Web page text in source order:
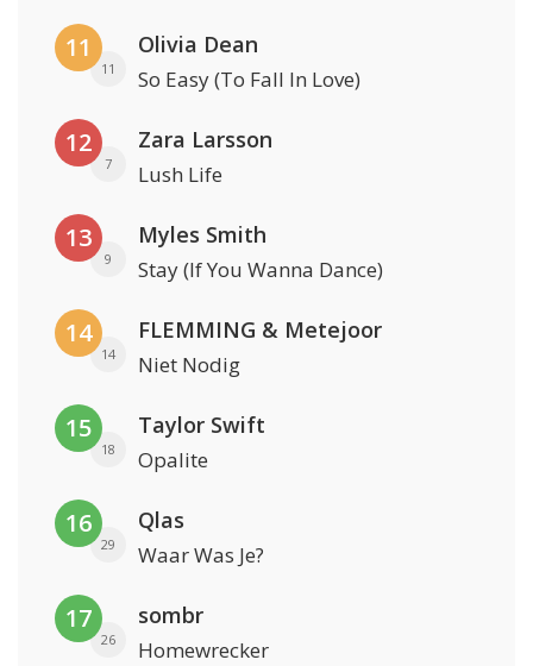
11
11
Olivia Dean
So Easy (To Fall In Love)
12
7
Zara Larsson
Lush Life
13
9
Myles Smith
Stay (If You Wanna Dance)
14
14
FLEMMING & Metejoor
Niet Nodig
15
18
Taylor Swift
Opalite
16
29
Qlas
Waar Was Je?
17
26
sombr
Homewrecker